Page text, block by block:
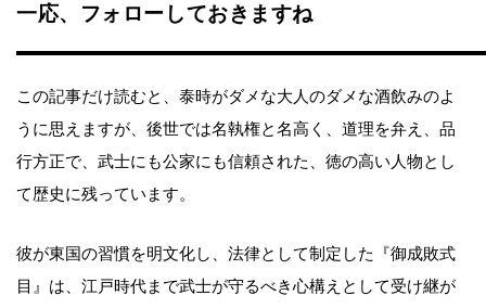
一応、フォローしておきますね
この記事だけ読むと、泰時がダメな大人のダメな酒飲みのよ
うに思えますが、後世では名執権と名高く、道理を弁え、品
行方正で、武士にも公家にも信頼された、徳の高い人物とし
て歴史に残っています。
彼が東国の習慣を明文化し、法律として制定した『御成敗式
目』は、江戸時代まで武士が守るべき心構えとして受け継が